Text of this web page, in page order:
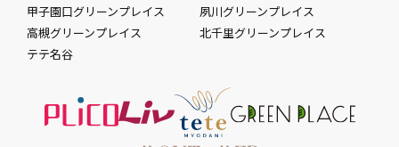
甲子園口グリーンプレイス
夙川グリーンプレイス
高槻グリーンプレイス
北千里グリーンプレイス
テテ名谷